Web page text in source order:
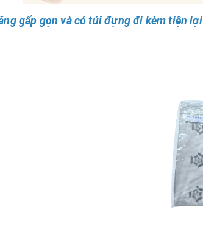
gấp gọn và có túi đựng đi kèm tiện lợi